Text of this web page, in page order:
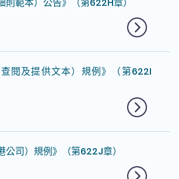
查閱及提供文本）規例》（第622I
公司）規例》（第622J章）